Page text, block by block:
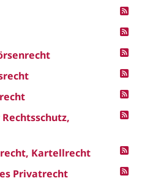
Kartellrecht
Privatrecht